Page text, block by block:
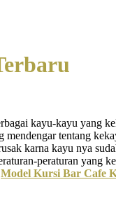
kayu-kayu yang
tentang
karna kayu nya
peraturan yang
Model Kursi Bar Cafe